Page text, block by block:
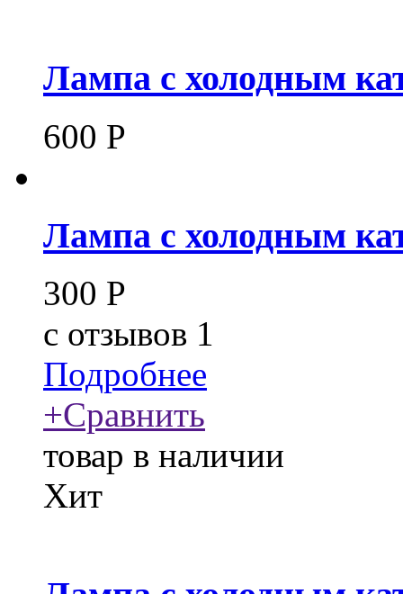
Лампа с холодным
600 Р
Лампа с холодным
300 Р
c отзывов 1
Подробнее
+Сравнить
товар в наличии
Хит